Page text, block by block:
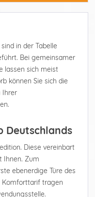
in der Tabelle
Bei gemeinsamer
lassen sich meist
können Sie sich die
Ihrer
Deutschlands
Diese vereinbart
Ihnen. Zum
ebenerdige Türe des
Komforttarif tragen